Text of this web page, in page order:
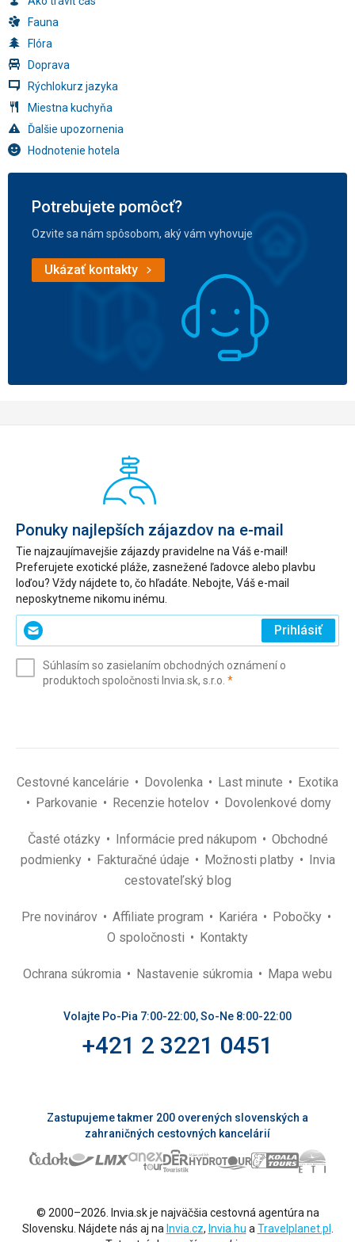
Fauna
Flóra
Doprava
Rýchlokurz jazyka
Miestna kuchyňa
Ďalšie upozornenia
Hodnotenie hotela
Potrebujete pomôcť?
Ozvite sa nám spôsobom, aký vám vyhovuje
Ukázať kontakty
Ponuky najlepších zájazdov na e-mail
Tie najzaujímavejšie zájazdy pravidelne na Váš e-mail!
Preferujete exotické pláže, zasnežené ľadovce alebo plavbu
loďou? Vždy nájdete to, čo hľadáte. Nebojte, Váš e-mail
neposkytneme nikomu inému.
Zadajte
svoj
(povinné)
Prihlásiť
Súhlasím so zasielaním obchodných oznámení o
produktoch spoločnosti Invia.sk, s.r.o. *(povinné)
Cestovné kancelárie Dovolenka Last minute
Exotika
Parkovanie
Recenzie hotelov Dovolenkové domy
Časté otázky Informácie pred nákupom
Obchodné
podmienky
Fakturačné údaje Možnosti platby
Invia
cestovateľský blog
Pre novinárov Affiliate program Kariéra
Pobočky
O spoločnosti
Kontakty
Ochrana súkromia Nastavenie súkromia Mapa webu
Volajte Po-Pia 7:00-22:00, So-Ne 8:00-22:00
+421 2 3221 0451
Zastupujeme takmer 200 overených slovenských a
zahraničných cestovných kancelárií
© 2000–2026. Invia.sk je najväčšia cestovná agentúra na
Slovensku. Nájdete nás aj na Invia.cz, Invia.hu a Travelplanet.pl